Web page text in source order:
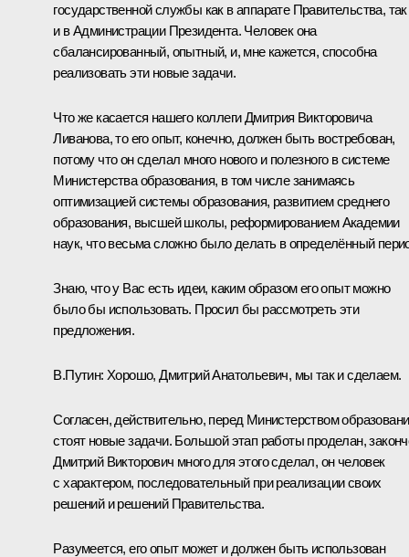
государственной службы как в аппарате Правительства, так
и в Администрации Президента. Человек она
сбалансированный, опытный, и, мне кажется, способна
реализовать эти новые задачи.
Что же касается нашего коллеги Дмитрия Викторовича
Ливанова, то его опыт, конечно, должен быть востребован,
потому что он сделал много нового и полезного в системе
Министерства образования, в том числе занимаясь
оптимизацией системы образования, развитием среднего
образования, высшей школы, реформированием Академии
наук, что весьма сложно было делать в определённый
Знаю, что у Вас есть идеи, каким образом его опыт можно
было бы использовать. Просил бы рассмотреть эти
предложения.
В.Путин: Хорошо, Дмитрий Анатольевич, мы так и сделаем.
Согласен, действительно, перед Министерством
стоят новые задачи. Большой этап работы проделан,
Дмитрий Викторович много для этого сделал, он человек
с характером, последовательный при реализации своих
решений и решений Правительства.
Разумеется, его опыт может и должен быть использован